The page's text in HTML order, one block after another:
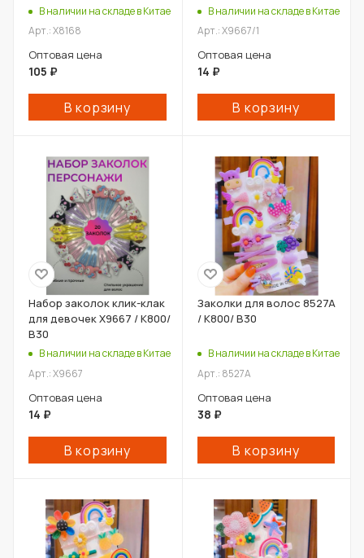
В наличии на складе в Китае
Арт.: X8168
Оптовая цена
105 ₽
В корзину
В наличии на складе в Китае
Арт.: X9667/1
Оптовая цена
14 ₽
В корзину
Набор заколок клик-клак
для девочек X9667 / К800/
В30
В наличии на складе в Китае
Арт.: X9667
Оптовая цена
14 ₽
В корзину
Заколки для волос 8527A
/ К800/ В30
В наличии на складе в Китае
Арт.: 8527A
Оптовая цена
38 ₽
В корзину